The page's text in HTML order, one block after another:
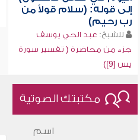
إلى قوله: (سلام قولاً من
رب رحيم)
للشيخ: عبد الحي يوسف
جزء من محاضرة ( تفسير سورة
يس [9])
مكتبتك الصوتية
اسم